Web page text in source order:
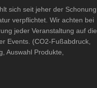
sich seit jeher der Schonung
verpflichtet. Wir achten bei
jeder Veranstaltung auf die
Events. (CO2-Fußabdruck,
Auswahl Produkte,